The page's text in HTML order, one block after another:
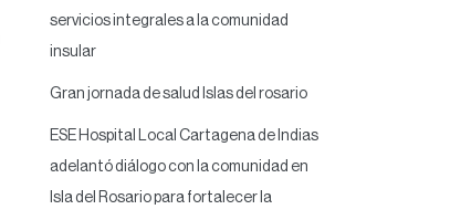
servicios integrales a la comunidad
insular
Gran jornada de salud Islas del rosario
ESE Hospital Local Cartagena de Indias
adelantó diálogo con la comunidad en
Isla del Rosario para fortalecer la